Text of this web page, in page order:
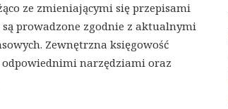
ze zmieniającymi się przepisami
prowadzone zgodnie z aktualnymi
Zewnętrzna księgowość
odpowiednimi narzędziami oraz